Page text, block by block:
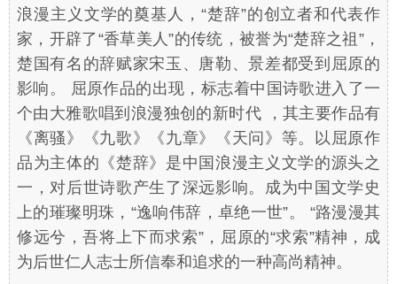
浪漫主义文学的奠基人，“楚辞”的创立者和代表作
家，开辟了“香草美人”的传统，被誉为“楚辞之祖”，
楚国有名的辞赋家宋玉、唐勒、景差都受到屈原的
影响。 屈原作品的出现，标志着中国诗歌进入了一
个由大雅歌唱到浪漫独创的新时代 ，其主要作品有
《离骚》《九歌》《九章》《天问》等。以屈原作
品为主体的《楚辞》是中国浪漫主义文学的源头之
一，对后世诗歌产生了深远影响。成为中国文学史
上的璀璨明珠，“逸响伟辞，卓绝一世”。 “路漫漫其
修远兮，吾将上下而求索”，屈原的“求索”精神，成
为后世仁人志士所信奉和追求的一种高尚精神。